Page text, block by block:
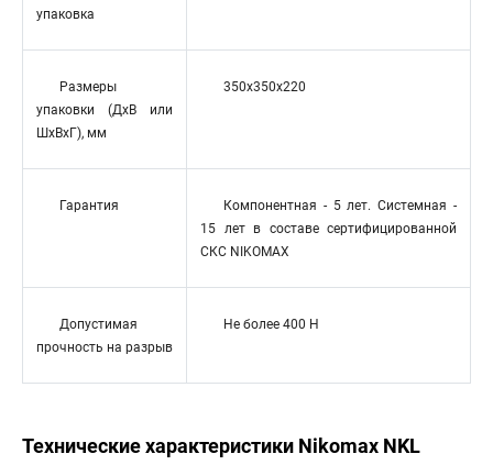
упаковка
Размеры
упаковки (ДхВ или
ШхВхГ), мм
350x350x220
Гарантия
Компонентная - 5 лет. Системная -
15 лет в составе сертифицированной
СКС NIKOMAX
Допустимая
прочность на разрыв
Не более 400 H
Технические характеристики Nikomax NKL